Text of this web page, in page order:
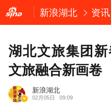
新浪湖北 资讯
湖北文旅集团
文旅融合新画卷
新浪湖北
02月05日 09:09